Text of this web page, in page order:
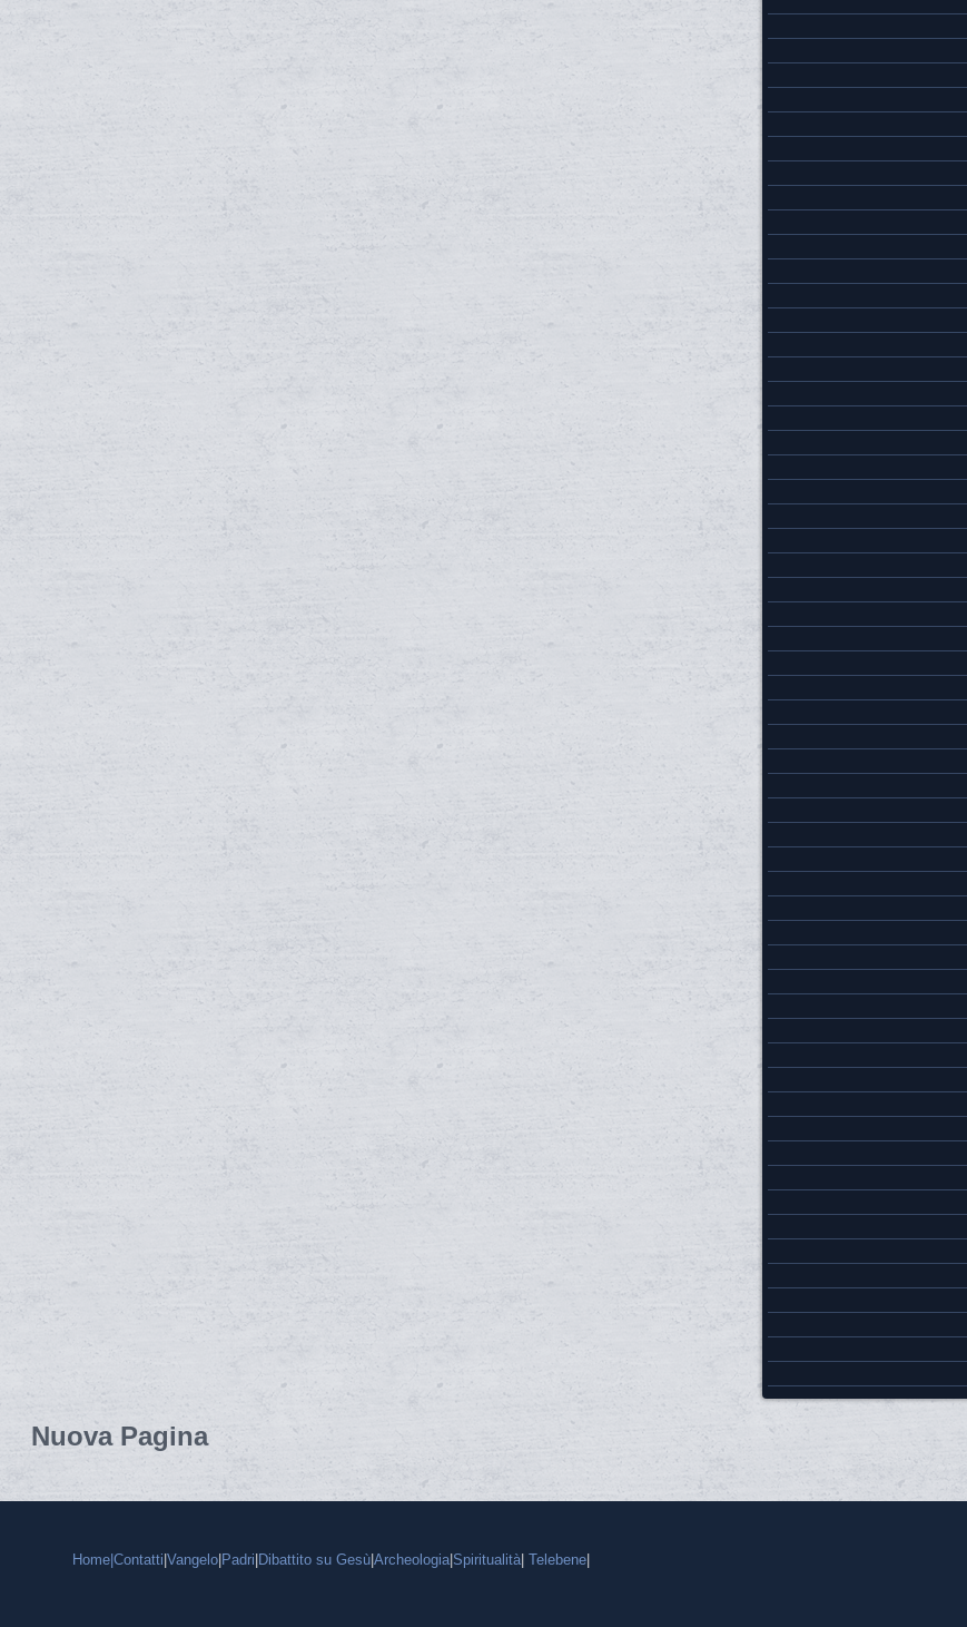
Nuova Pagina
Home| Contatti Vangelo| Padri Dibattito su Gesù| Archeologia| Spiritualità| Telebene|